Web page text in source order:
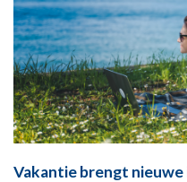
Vakantie brengt nieuwe